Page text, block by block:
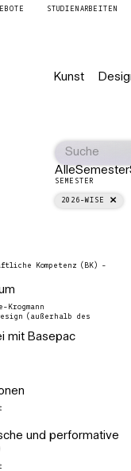
STUDIENARBEITEN
Kunst
AlleSemester
SEMESTER
2026-WISE
Kompetenz (BK) -
(außerhalb des
mit Basepac
und performative